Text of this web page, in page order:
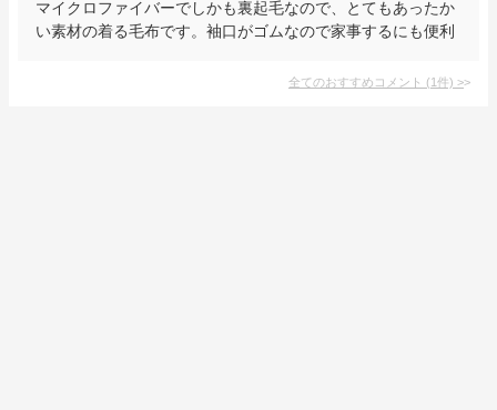
マイクロファイバーでしかも裏起毛なので、とてもあったか
い素材の着る毛布です。袖口がゴムなので家事するにも便利
全てのおすすめコメント (1件) >